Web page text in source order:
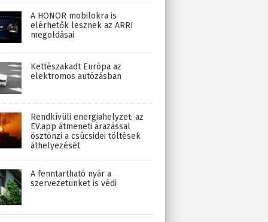
A HONOR mobilokra is
elérhetők lesznek az ARRI
megoldásai
Kettészakadt Európa az
elektromos autózásban
Rendkívüli energiahelyzet: az
EV.app átmeneti árazással
ösztönzi a csúcsidei töltések
áthelyezését
A fenntartható nyár a
szervezetünket is védi